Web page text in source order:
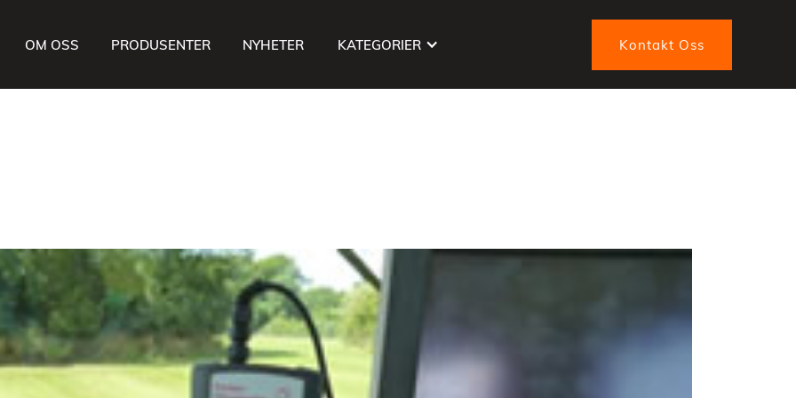
OM OSS PRODUSENTER NYHETER KATEGORIER Kontakt Oss